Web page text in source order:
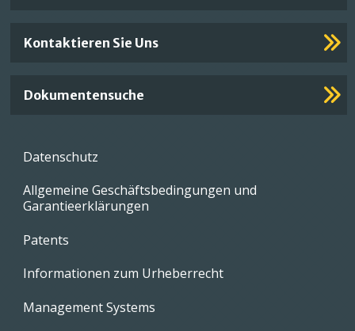
Kontaktieren Sie Uns
Dokumentensuche
Footer
Datenschutz
Allgemeine Geschäftsbedingungen und
Garantieerklärungen
Patents
Informationen zum Urheberrecht
Management Systems